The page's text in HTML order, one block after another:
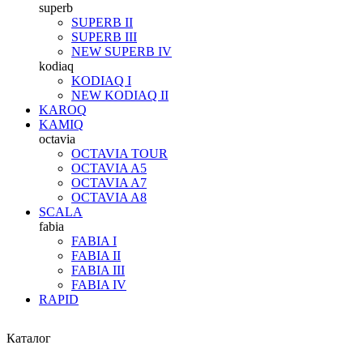
superb
SUPERB II
SUPERB III
NEW SUPERB IV
kodiaq
KODIAQ I
NEW KODIAQ II
KAROQ
KAMIQ
octavia
OCTAVIA TOUR
OCTAVIA A5
OCTAVIA A7
OCTAVIA A8
SCALA
fabia
FABIA I
FABIA II
FABIA III
FABIA IV
RAPID
Каталог